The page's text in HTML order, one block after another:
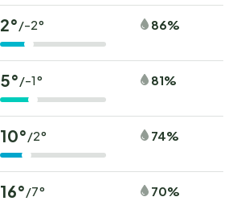
2°/-2° 86%
5°/-1° 81%
10°/2° 74%
16°/7° 70%